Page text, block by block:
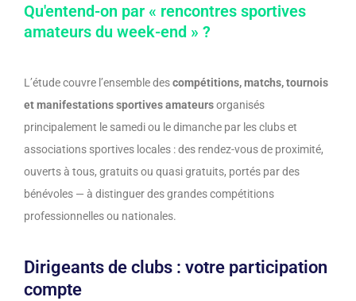
Qu'entend-on par « rencontres sportives
amateurs du week-end » ?
L’étude couvre l’ensemble descompétitions, matchs, tournois
et manifestations sportives amateursorganisés
principalement le samedi ou le dimanche par les clubs et
associations sportives locales : des rendez-vous de proximité,
ouverts à tous, gratuits ou quasi gratuits, portés par des
bénévoles — à distinguer des grandes compétitions
professionnelles ou nationales.
Dirigeants de clubs : votre participation
compte